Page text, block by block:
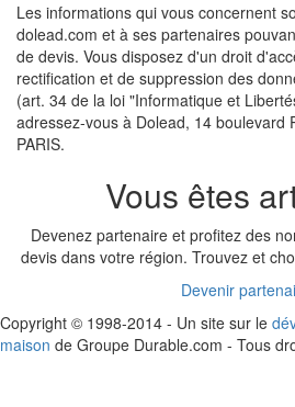
Les informations qui vous concernent
dolead.com et à ses partenaires
de devis. Vous disposez d'un droit
rectification et de suppression des
(art. 34 de la loi "Informatique et
adressez-vous à Dolead, 14 boulevard
PARIS.
Vous êtes
Devenez partenaire et profitez des
devis dans votre région. Trouvez et
Devenir
Copyright © 1998-2014 - Un site sur le
maison de Groupe Durable.com - Tous